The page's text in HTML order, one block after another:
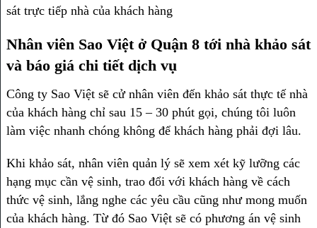
sát trực tiếp nhà của khách hàng
Nhân viên Sao Việt ở Quận 8 tới nhà khảo sát
và báo giá chi tiết dịch vụ
Công ty Sao Việt sẽ cử nhân viên đến khảo sát thực tế nhà
của khách hàng chỉ sau 15 – 30 phút gọi, chúng tôi luôn
làm việc nhanh chóng không để khách hàng phải đợi lâu.
Khi khảo sát, nhân viên quản lý sẽ xem xét kỹ lưỡng các
hạng mục cần vệ sinh, trao đổi với khách hàng về cách
thức vệ sinh, lắng nghe các yêu cầu cũng như mong muốn
của khách hàng. Từ đó Sao Việt sẽ có phương án vệ sinh